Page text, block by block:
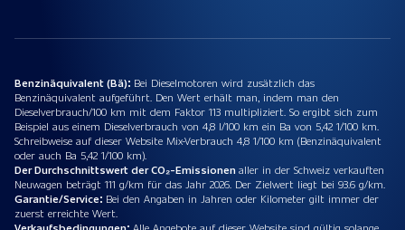
Benzinäquivalent (Bä): Bei Dieselmotoren wird zusätzlich das
Benzinäquivalent aufgeführt. Den Wert erhält man, indem man den
Dieselverbrauch/100 km mit dem Faktor 113 multipliziert. So ergibt sich zum
Beispiel aus einem Dieselverbrauch von 4,8 l/100 km ein Ba von 5,42 1/100 km.
Schreibweise auf dieser Website Mix-Verbrauch 4,8 1/100 km (Benzinäquivalent
oder auch Ba 5,42 1/100 km).
Der Durchschnittswert der CO₂-Emissionenaller in der Schweiz verkauften
Neuwagen beträgt 111 g/km für das Jahr 2026. Der Zielwert liegt bei 93.6 g/km.
Garantie/Service: Bei den Angaben in Jahren oder Kilometer gilt immer der
zuerst erreichte Wert.
Verkaufsbedingungen: Alle Angebote auf dieser Website sind gültig solange